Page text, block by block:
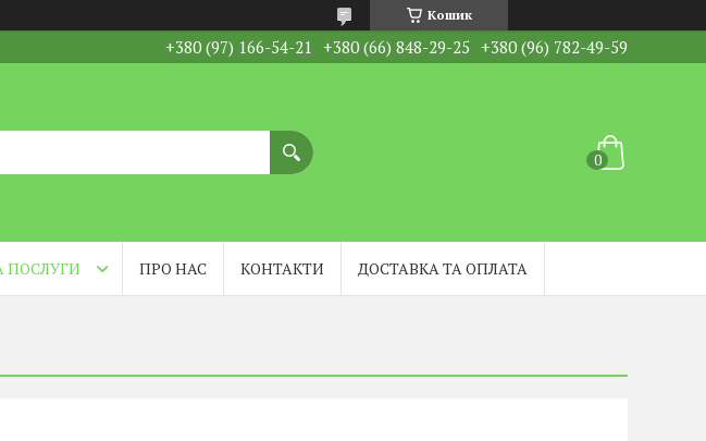
Кошик
+380 (97) 166-54-21 +380 (66) 848-29-25 +380 (96) 782-49-59
ПОСЛУГИ ПРО НАС КОНТАКТИ ДОСТАВКА ТА ОПЛАТА